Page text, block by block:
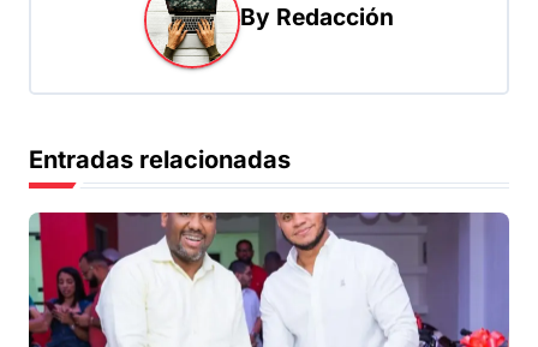
e
e
t
r
By Redacción
Entradas relacionadas